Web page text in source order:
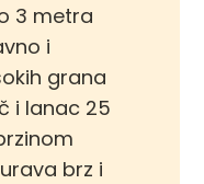
3 metra
i
grana
i lanac 25
brz i